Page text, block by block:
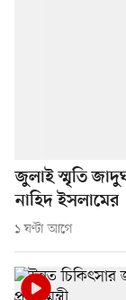
জুলাই স্মৃতি
নাহিদ ইসলামের
১ ঘণ্টা আগে